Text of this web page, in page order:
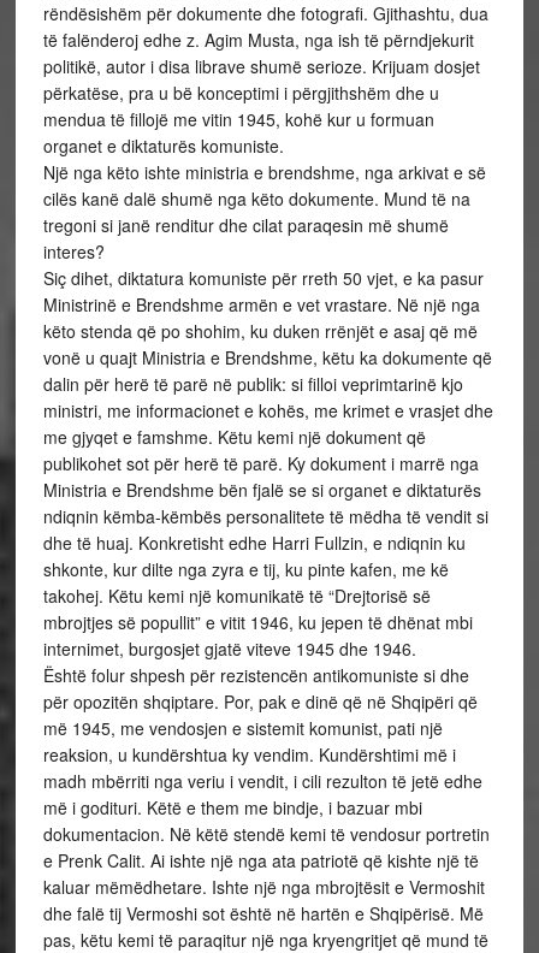
rëndësishëm për dokumente dhe fotografi. Gjithashtu, dua
të falënderoj edhe z. Agim Musta, nga ish të përndjekurit
politikë, autor i disa librave shumë serioze. Krijuam dosjet
përkatëse, pra u bë konceptimi i përgjithshëm dhe u
mendua të fillojë me vitin 1945, kohë kur u formuan
organet e diktaturës komuniste.
Një nga këto ishte ministria e brendshme, nga arkivat e së
cilës kanë dalë shumë nga këto dokumente. Mund të na
tregoni si janë renditur dhe cilat paraqesin më shumë
interes?
Siç dihet, diktatura komuniste për rreth 50 vjet, e ka pasur
Ministrinë e Brendshme armën e vet vrastare. Në një nga
këto stenda që po shohim, ku duken rrënjët e asaj që më
vonë u quajt Ministria e Brendshme, këtu ka dokumente që
dalin për herë të parë në publik: si filloi veprimtarinë kjo
ministri, me informacionet e kohës, me krimet e vrasjet dhe
me gjyqet e famshme. Këtu kemi një dokument që
publikohet sot për herë të parë. Ky dokument i marrë nga
Ministria e Brendshme bën fjalë se si organet e diktaturës
ndiqnin këmba-këmbës personalitete të mëdha të vendit si
dhe të huaj. Konkretisht edhe Harri Fullzin, e ndiqnin ku
shkonte, kur dilte nga zyra e tij, ku pinte kafen, me kë
takohej. Këtu kemi një komunikatë të “Drejtorisë së
mbrojtjes së popullit” e vitit 1946, ku jepen të dhënat mbi
internimet, burgosjet gjatë viteve 1945 dhe 1946.
Është folur shpesh për rezistencën antikomuniste si dhe
për opozitën shqiptare. Por, pak e dinë që në Shqipëri që
më 1945, me vendosjen e sistemit komunist, pati një
reaksion, u kundërshtua ky vendim. Kundërshtimi më i
madh mbërriti nga veriu i vendit, i cili rezulton të jetë edhe
më i godituri. Këtë e them me bindje, i bazuar mbi
dokumentacion. Në këtë stendë kemi të vendosur portretin
e Prenk Calit. Ai ishte një nga ata patriotë që kishte një të
kaluar mëmëdhetare. Ishte një nga mbrojtësit e Vermoshit
dhe falë tij Vermoshi sot është në hartën e Shqipërisë. Më
pas, këtu kemi të paraqitur një nga kryengritjet që mund të